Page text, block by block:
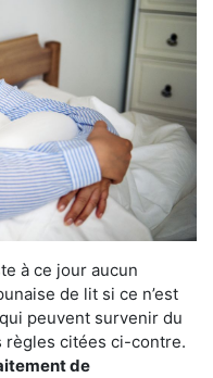
à ce jour aucun
de lit si ce n’est
peuvent survenir du
règles citées ci-contre.
de